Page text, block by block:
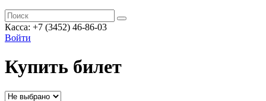
Касса: +7 (3452) 46-86-03
Войти
Купить билет